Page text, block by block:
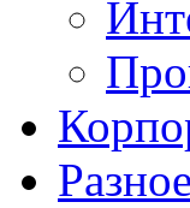
Разное